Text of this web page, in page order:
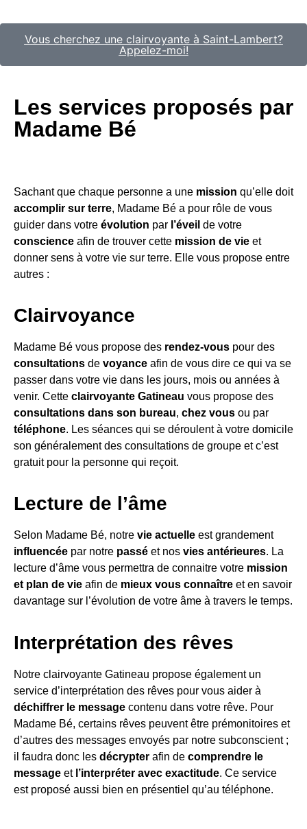
Vous cherchez une clairvoyante à Saint-Lambert?
Appelez-moi!
Les services proposés par
Madame Bé
Sachant que chaque personne a une mission qu’elle doit
accomplir sur terre, Madame Bé a pour rôle de vous
guider dans votre évolution par l’éveil de votre
conscience afin de trouver cette mission de vie et
donner sens à votre vie sur terre. Elle vous propose entre
autres :
Clairvoyance
Madame Bé vous propose des rendez-vous pour des
consultations de voyance afin de vous dire ce qui va se
passer dans votre vie dans les jours, mois ou années à
venir. Cette clairvoyante Gatineau vous propose des
consultations dans son bureau, chez vous ou par
téléphone. Les séances qui se déroulent à votre domicile
son généralement des consultations de groupe et c’est
gratuit pour la personne qui reçoit.
Lecture de l’âme
Selon Madame Bé, notre vie actuelle est grandement
influencée par notre passé et nos vies antérieures. La
lecture d’âme vous permettra de connaitre votre mission
et plan de vie afin de mieux vous connaître et en savoir
davantage sur l’évolution de votre âme à travers le temps.
Interprétation des rêves
Notre clairvoyante Gatineau propose également un
service d’interprétation des rêves pour vous aider à
déchiffrer le message contenu dans votre rêve. Pour
Madame Bé, certains rêves peuvent être prémonitoires et
d’autres des messages envoyés par notre subconscient ;
il faudra donc les décrypter afin de comprendre le
message et l’interpréter avec exactitude. Ce service
est proposé aussi bien en présentiel qu’au téléphone.